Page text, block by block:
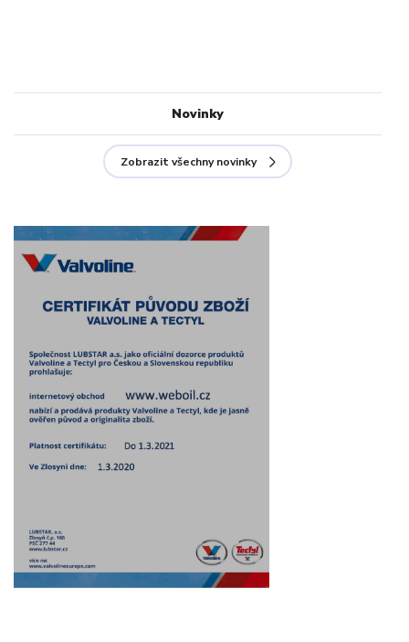
Novinky
Zobrazit všechny novinky